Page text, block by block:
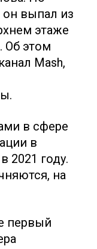
выпал из
этаже
Об этом
Mash,
в сфере
в
2021 году.
на
первый